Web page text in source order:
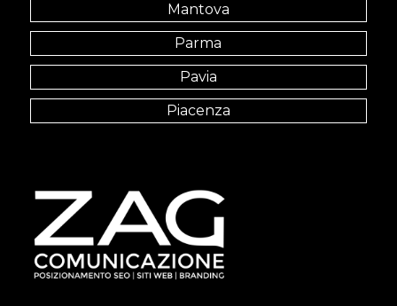
Mantova
Parma
Pavia
Piacenza